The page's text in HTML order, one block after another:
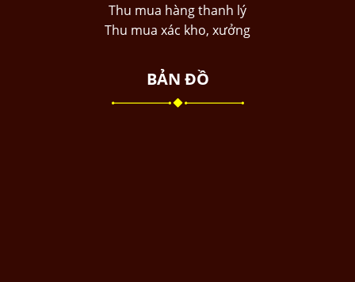
Thu mua hàng thanh lý
Thu mua xác kho, xưởng
BẢN ĐỒ